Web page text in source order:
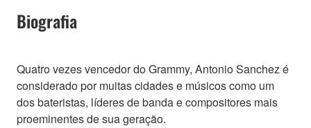
Biografia
Quatro vezes vencedor do Grammy, Antonio Sanchez é
considerado por muitas cidades e músicos como um
dos bateristas, líderes de banda e compositores mais
proeminentes de sua geração.